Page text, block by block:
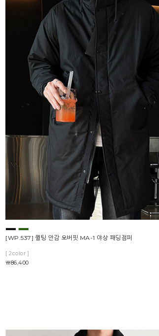
[WP.537] 퀼팅 안감 오버핏 MA-1 야상 패딩점퍼
[ 2color ]
￦86,400